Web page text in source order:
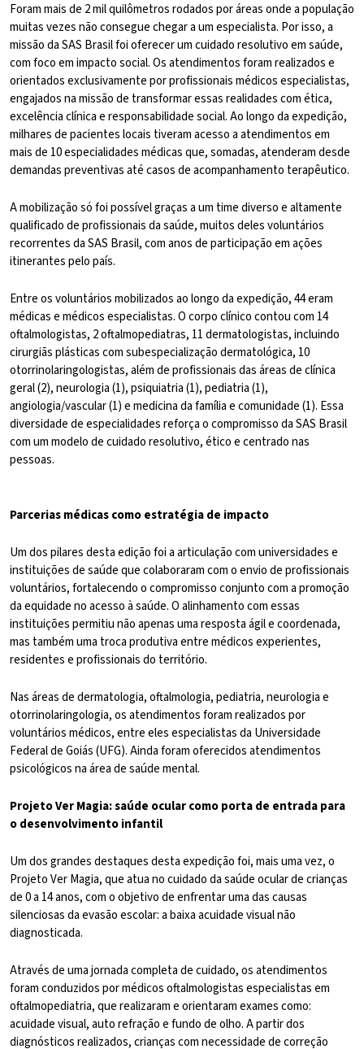
Foram mais de 2 mil quilômetros rodados por áreas onde a população
muitas vezes não consegue chegar a um especialista. Por isso, a
missão da SAS Brasil foi oferecer um cuidado resolutivo em saúde,
com foco em impacto social. Os atendimentos foram realizados e
orientados exclusivamente por profissionais médicos especialistas,
engajados na missão de transformar essas realidades com ética,
excelência clínica e responsabilidade social. Ao longo da expedição,
milhares de pacientes locais tiveram acesso a atendimentos em
mais de 10 especialidades médicas que, somadas, atenderam desde
demandas preventivas até casos de acompanhamento terapêutico.
A mobilização só foi possível graças a um time diverso e altamente
qualificado de profissionais da saúde, muitos deles voluntários
recorrentes da SAS Brasil, com anos de participação em ações
itinerantes pelo país.
Entre os voluntários mobilizados ao longo da expedição, 44 eram
médicas e médicos especialistas. O corpo clínico contou com 14
oftalmologistas, 2 oftalmopediatras, 11 dermatologistas, incluindo
cirurgiãs plásticas com subespecialização dermatológica, 10
otorrinolaringologistas, além de profissionais das áreas de clínica
geral (2), neurologia (1), psiquiatria (1), pediatria (1),
angiologia/vascular (1) e medicina da família e comunidade (1). Essa
diversidade de especialidades reforça o compromisso da SAS Brasil
com um modelo de cuidado resolutivo, ético e centrado nas
pessoas.
Parcerias médicas como estratégia de impacto
Um dos pilares desta edição foi a articulação com universidades e
instituições de saúde que colaboraram com o envio de profissionais
voluntários, fortalecendo o compromisso conjunto com a promoção
da equidade no acesso à saúde. O alinhamento com essas
instituições permitiu não apenas uma resposta ágil e coordenada,
mas também uma troca produtiva entre médicos experientes,
residentes e profissionais do território.
Nas áreas de dermatologia, oftalmologia, pediatria, neurologia e
otorrinolaringologia, os atendimentos foram realizados por
voluntários médicos, entre eles especialistas da Universidade
Federal de Goiás (UFG). Ainda foram oferecidos atendimentos
psicológicos na área de saúde mental.
Projeto Ver Magia: saúde ocular como porta de entrada para
o desenvolvimento infantil
Um dos grandes destaques desta expedição foi, mais uma vez, o
Projeto Ver Magia, que atua no cuidado da saúde ocular de crianças
de 0 a 14 anos, com o objetivo de enfrentar uma das causas
silenciosas da evasão escolar: a baixa acuidade visual não
diagnosticada.
Através de uma jornada completa de cuidado, os atendimentos
foram conduzidos por médicos oftalmologistas especialistas em
oftalmopediatria, que realizaram e orientaram exames como:
acuidade visual, auto refração e fundo de olho. A partir dos
diagnósticos realizados, crianças com necessidade de correção